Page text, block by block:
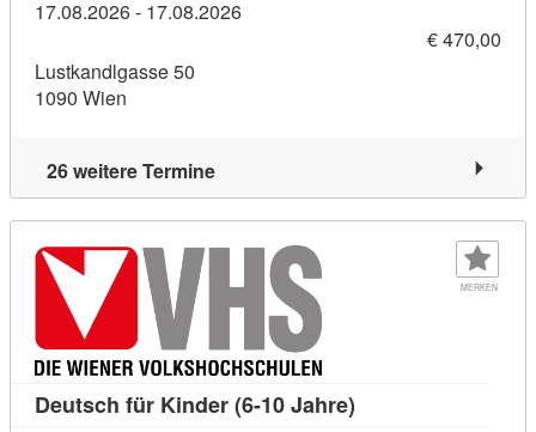
17.08.2026 - 17.08.2026
€ 470,00
Lustkandlgasse 50
1090 Wien
26 weitere Termine
MERKEN
Deutsch für Kinder (6-10 Jahre)